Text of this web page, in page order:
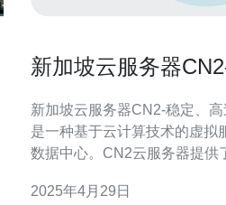
新加坡云服务器
新加坡云服务器CN2-稳定、高速、可靠
是一种基于云计算技术的虚拟
数据中心。CN2云服务器提供
CN2具备高度稳定性。数据中
2025年4月29日